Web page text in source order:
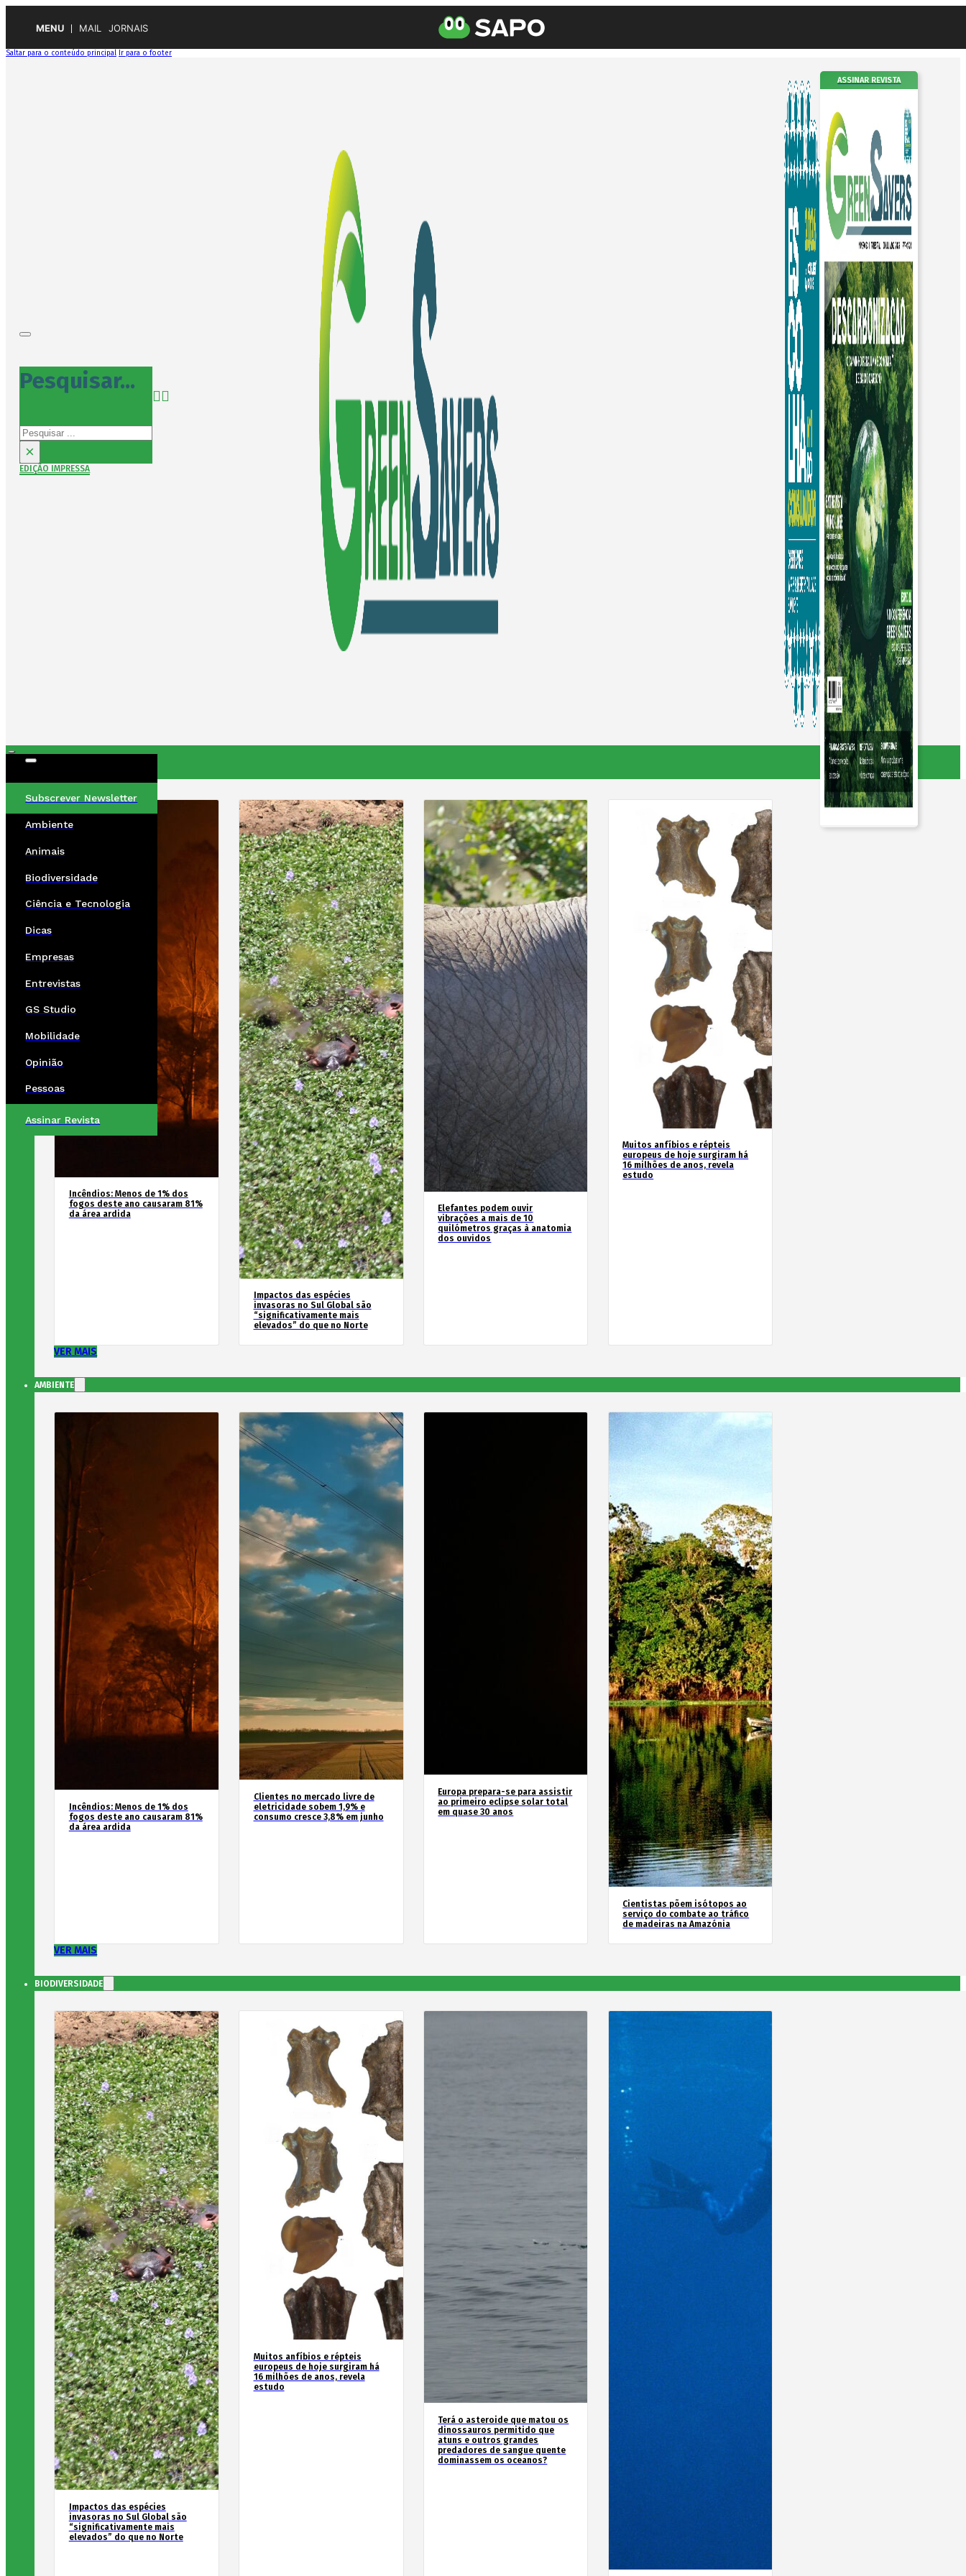
MENU MAIL JORNAIS
Saltar para o conteúdo principal Ir para o footer
Pesquisar...
Pesquisar
×
EDIÇÃO IMPRESSA
ASSINAR REVISTA
Subscrever Newsletter
Ambiente
Animais
Biodiversidade
Ciência e Tecnologia
Dicas
Empresas
Entrevistas
GS Studio
Mobilidade
Opinião
Pessoas
Assinar Revista
Incêndios: Menos de 1% dos
fogos deste ano causaram 81%
da área ardida
Impactos das espécies
invasoras no Sul Global são
“significativamente mais
elevados” do que no Norte
Elefantes podem ouvir
vibrações a mais de 10
quilómetros graças à anatomia
dos ouvidos
Muitos anfíbios e répteis
europeus de hoje surgiram há
16 milhões de anos, revela
estudo
VER MAIS
AMBIENTE
Incêndios: Menos de 1% dos
fogos deste ano causaram 81%
da área ardida
Clientes no mercado livre de
eletricidade sobem 1,9% e
consumo cresce 3,8% em junho
Europa prepara-se para assistir
ao primeiro eclipse solar total
em quase 30 anos
Cientistas põem isótopos ao
serviço do combate ao tráfico
de madeiras na Amazónia
VER MAIS
BIODIVERSIDADE
Impactos das espécies
invasoras no Sul Global são
“significativamente mais
elevados” do que no Norte
Muitos anfíbios e répteis
europeus de hoje surgiram há
16 milhões de anos, revela
estudo
Terá o asteroide que matou os
dinossauros permitido que
atuns e outros grandes
predadores de sangue quente
dominassem os oceanos?